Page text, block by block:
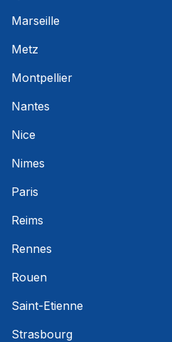
Marseille
Metz
Montpellier
Nantes
Nice
Nimes
Paris
Reims
Rennes
Rouen
Saint-Etienne
Strasbourg